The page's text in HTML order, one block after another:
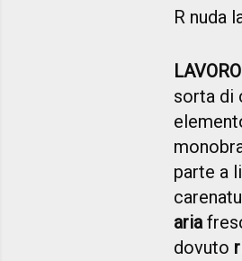
R nuda
sorta di
parte a
aria
dovuto